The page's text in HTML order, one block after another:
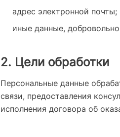
адрес электронной почты;
иные данные,
2. Цели обработки
Персональные данные
связи, предоставления
исполнения договора об